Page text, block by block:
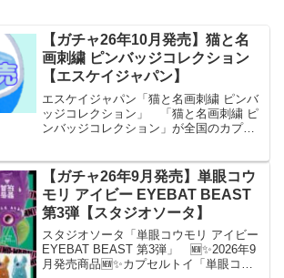
【ガチャ26年10月発売】猫と名
画刺繍 ピンバッジコレクション
【エスケイジャパン】
エスケイジャパン「猫と名画刺繍 ピンバ
ッジコレクション」 「猫と名画刺繍 ピ
ンバッジコレクション」が全国のカプセ
パロディしたデザインが話題になること
間違いなしのアイテム...
【ガチャ26年9月発売】単眼コウ
モリ アイビー EYEBAT BEAST
第3弾【スタジオソータ】
スタジオソータ「単眼コウモリ アイビー
EYEBAT BEAST 第3弾」 🆕✨2026年9
月発売商品🆕✨カプセルトイ「単眼コウ